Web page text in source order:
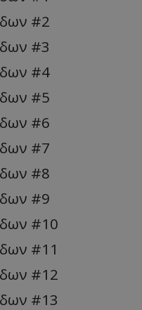
#2
#3
#4
#5
#6
#7
#8
#9
#10
#11
#12
#13